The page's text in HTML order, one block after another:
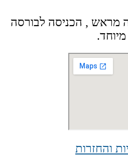
מראש , הכניסה לבורסה
והחזרות